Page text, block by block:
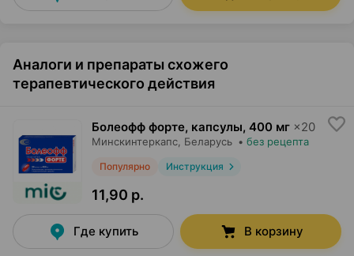
Аналоги и препараты схожего
терапевтического действия
Болеофф форте, капсулы, 400 мг ×20
Минскинтеркапс , Беларусь • без рецепта
Популярно Инструкция
11,90 р.
Где купить В корзину